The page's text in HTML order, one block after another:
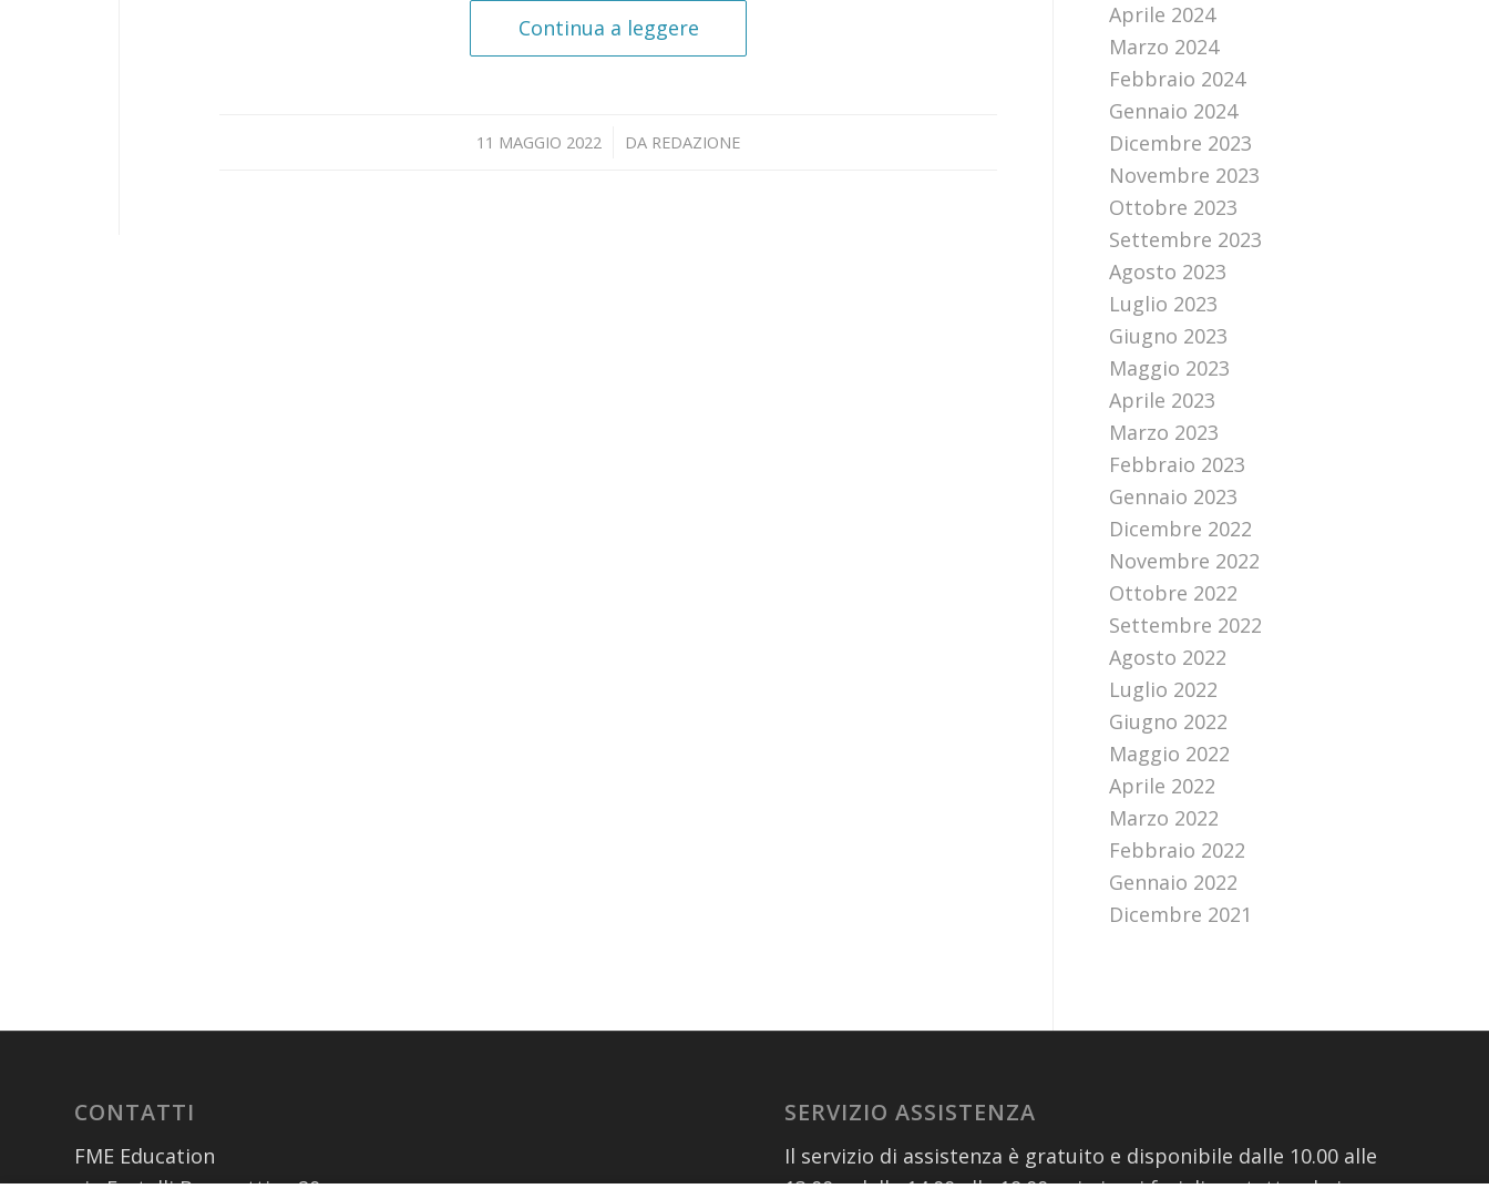
Continua a leggere
11 MAGGIO 2022
/ DA REDAZIONE
Aprile 2024
Marzo 2024
Febbraio 2024
Gennaio 2024
Dicembre 2023
Novembre 2023
Ottobre 2023
Settembre 2023
Agosto 2023
Luglio 2023
Giugno 2023
Maggio 2023
Aprile 2023
Marzo 2023
Febbraio 2023
Gennaio 2023
Dicembre 2022
Novembre 2022
Ottobre 2022
Settembre 2022
Agosto 2022
Luglio 2022
Giugno 2022
Maggio 2022
Aprile 2022
Marzo 2022
Febbraio 2022
Gennaio 2022
Dicembre 2021
CONTATTI
FME Education
via Fratelli Bronzetti n. 20
SERVIZIO ASSISTENZA
Il servizio di assistenza è gratuito e disponibile dalle 10.00 alle
13.00 e dalle 14.00 alle 19.00 nei giorni feriali contattando i